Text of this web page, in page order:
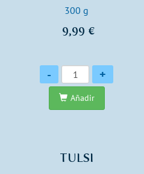
300 g
9,99 €
Cantidad
- +
Añadir
TULSI